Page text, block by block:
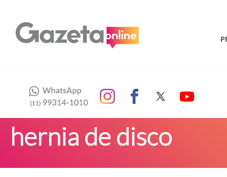
hernia de disco